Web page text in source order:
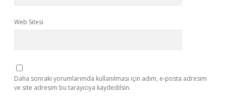
Web Sitesi
Daha sonraki yorumlarımda kullanılması için adım, e-posta adresim
ve site adresim bu tarayıcıya kaydedilsin.